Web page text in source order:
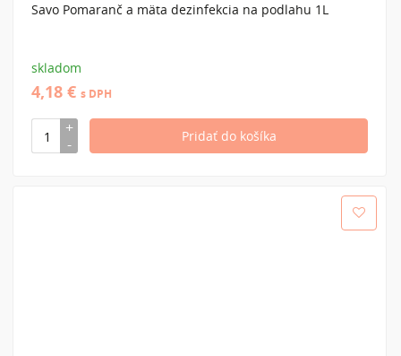
Savo Pomaranč a mäta dezinfekcia na podlahu 1L
skladom
4,18 € s DPH